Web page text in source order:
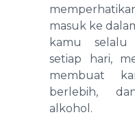
masuk ke
kamu selalu
setiap hari,
membuat
berlebih,
alkohol.